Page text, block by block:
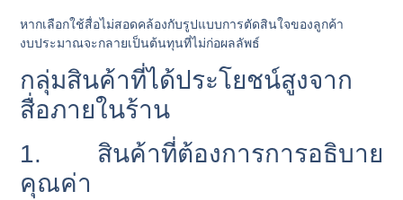
หากเลือกใช้สื่อไม่สอดคล้องกับรูปแบบการตัดสินใจของลูกค้า
งบประมาณจะกลายเป็นต้นทุนที่ไม่ก่อผลลัพธ์
กลุ่มสินค้าที่ได้ประโยชน์สูงจาก
สื่อภายในร้าน
1. สินค้าที่ต้องการการอธิบาย
คุณค่า